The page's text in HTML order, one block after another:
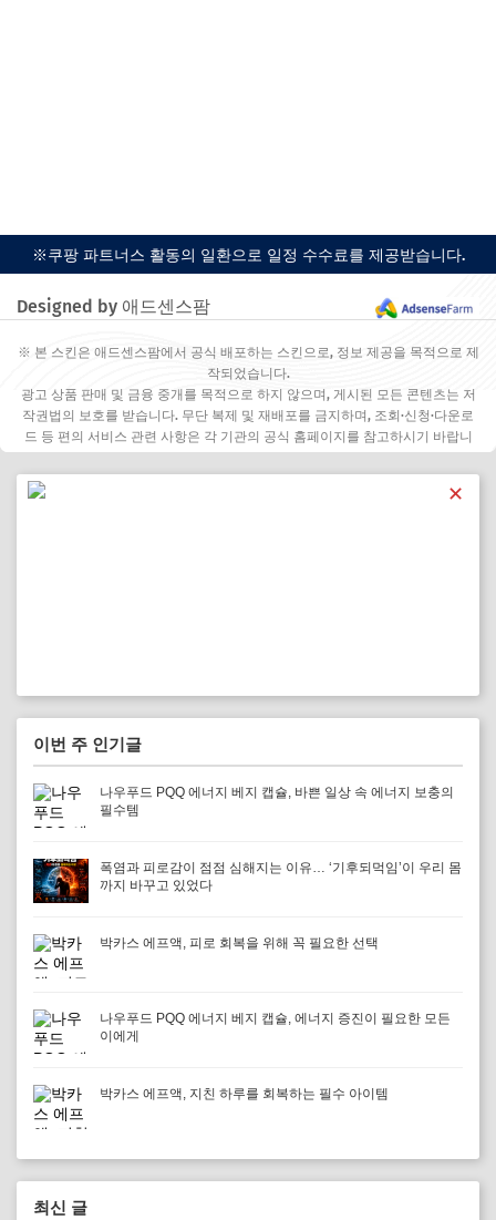
※쿠팡 파트너스 활동의 일환으로 일정 수수료를 제공받습니다.
Designed by 애드센스팜
※ 본 스킨은 애드센스팜에서 공식 배포하는 스킨으로, 정보 제공을 목적으로 제
작되었습니다.
광고 상품 판매 및 금융 중개를 목적으로 하지 않으며, 게시된 모든 콘텐츠는 저
작권법의 보호를 받습니다. 무단 복제 및 재배포를 금지하며, 조회·신청·다운로
드 등 편의 서비스 관련 사항은 각 기관의 공식 홈페이지를 참고하시기 바랍니
✕
이번 주 인기글
나우푸드 PQQ 에너지 베지 캡슐, 바쁜 일상 속 에너지 보충의
필수템
폭염과 피로감이 점점 심해지는 이유… ‘기후되먹임’이 우리 몸
까지 바꾸고 있었다
박카스 에프액, 피로 회복을 위해 꼭 필요한 선택
나우푸드 PQQ 에너지 베지 캡슐, 에너지 증진이 필요한 모든
이에게
박카스 에프액, 지친 하루를 회복하는 필수 아이템
최신 글